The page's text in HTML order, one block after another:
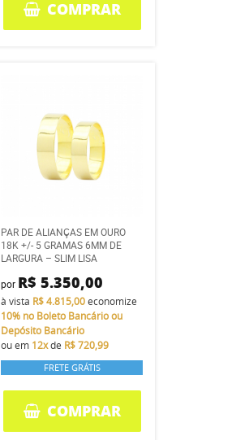
COMPRAR
PAR DE ALIANÇAS EM OURO
18K +/- 5 GRAMAS 6MM DE
LARGURA – SLIM LISA
por R$ 5.350,00
à vista R$ 4.815,00economize
10% no Boleto Bancário ou
Depósito Bancário
ou em 12xde R$ 720,99
FRETE GRÁTIS
COMPRAR